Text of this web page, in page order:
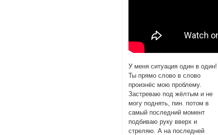
У меня ситуация один в один!
Ты прямо слово в слово
произнёс мою проблему.
Застреваю под жёлтым и не
могу поднять, пин. потом в
самый последний момент
подбиваю руку вверх и
стреляю. А на последней